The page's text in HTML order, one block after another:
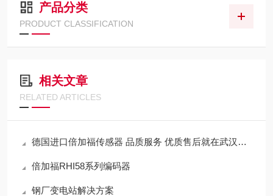
产品分类
PRODUCT CLASSIFICATION
相关文章
RELATED ARTICLES
德国进口倍加福传感器 品质服务 优质售后就在武汉西尔福
倍加福RHI58系列编码器
钢厂变电站解决方案